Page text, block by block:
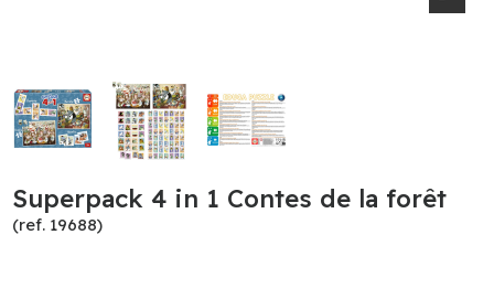
Superpack 4 in 1 Contes de la forêt
(ref. 19688)